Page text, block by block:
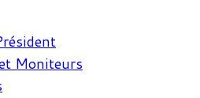
Moniteurs